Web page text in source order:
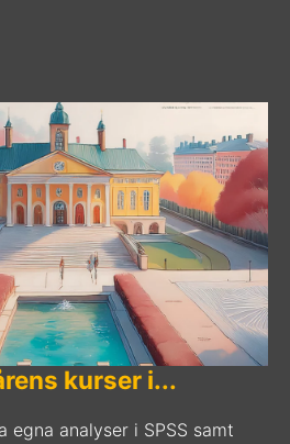
kurser i...
egna analyser i SPSS samt